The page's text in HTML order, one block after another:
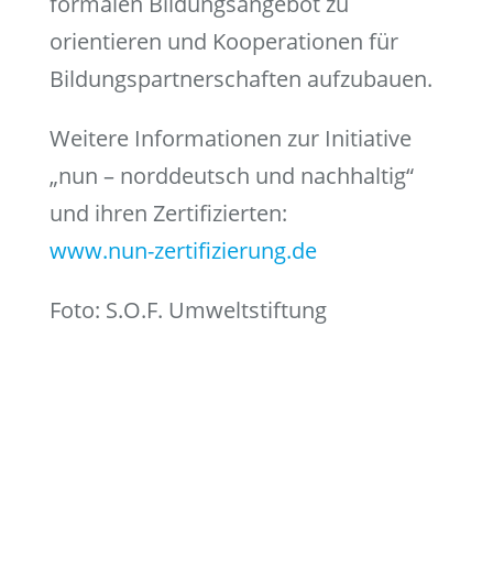
orientieren und Kooperationen für
Bildungspartnerschaften aufzubauen.
Weitere Informationen zur Initiative
„nun – norddeutsch und nachhaltig“
und ihren Zertifizierten:
www.nun-zertifizierung.de
Foto: S.O.F. Umweltstiftung